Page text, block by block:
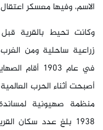
الاسم، وفيها معسكر اعتقال
زراعية ساحلية ومن
في عام
1903 أقام
أصبحت أثناء الحرب
منظمة صهيونية